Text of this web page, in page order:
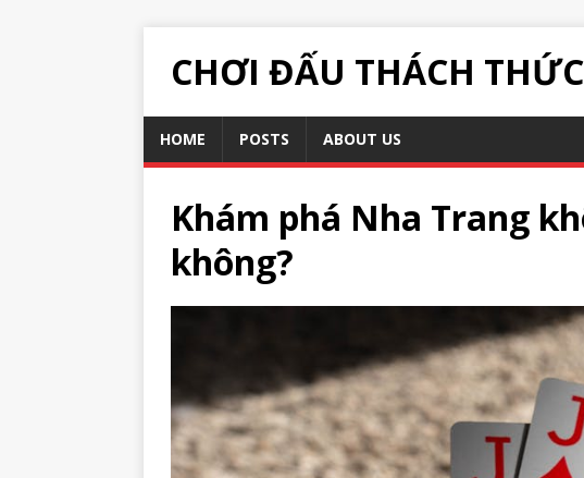
CHƠI ĐẤU THÁCH THỨC
HOME POSTS ABOUT US
Khám phá Nha Trang
không?